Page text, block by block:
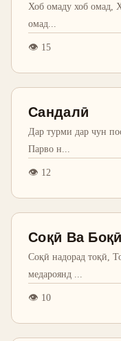
Хоб омаду хоб омад,
омад
👁 15
Сандалӣ
Дар турми дар чун
Парво н
👁 12
Соқӣ Ва Боқӣ
Соқӣ надорад тоқӣ,
медароянд
👁 10